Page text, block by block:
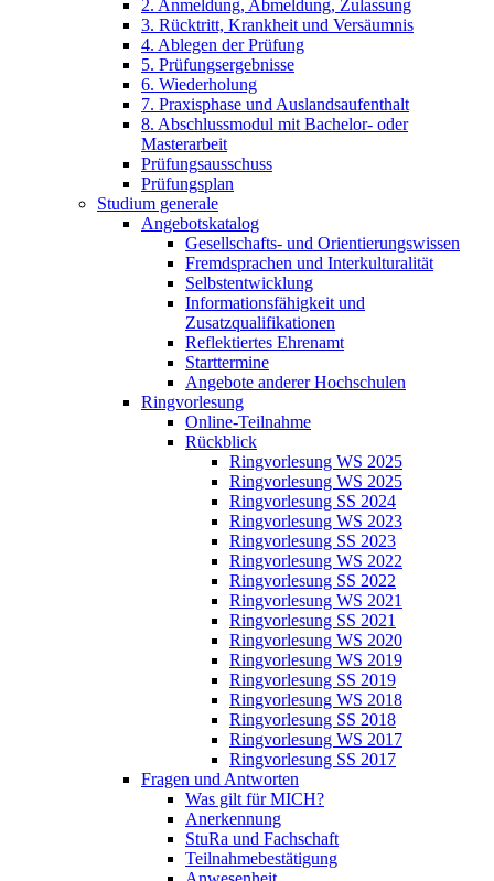
2. Anmeldung, Abmeldung, Zulassung
3. Rücktritt, Krankheit und Versäumnis
4. Ablegen der Prüfung
5. Prüfungsergebnisse
6. Wiederholung
7. Praxisphase und Auslandsaufenthalt
8. Abschlussmodul mit Bachelor- oder
Masterarbeit
Prüfungsausschuss
Prüfungsplan
Studium generale
Angebotskatalog
Gesellschafts- und Orientierungswissen
Fremdsprachen und Interkulturalität
Selbstentwicklung
Informationsfähigkeit und
Zusatzqualifikationen
Reflektiertes Ehrenamt
Starttermine
Angebote anderer Hochschulen
Ringvorlesung
Online-Teilnahme
Rückblick
Ringvorlesung WS 2025
Ringvorlesung WS 2025
Ringvorlesung SS 2024
Ringvorlesung WS 2023
Ringvorlesung SS 2023
Ringvorlesung WS 2022
Ringvorlesung SS 2022
Ringvorlesung WS 2021
Ringvorlesung SS 2021
Ringvorlesung WS 2020
Ringvorlesung WS 2019
Ringvorlesung SS 2019
Ringvorlesung WS 2018
Ringvorlesung SS 2018
Ringvorlesung WS 2017
Ringvorlesung SS 2017
Fragen und Antworten
Was gilt für MICH?
Anerkennung
StuRa und Fachschaft
Teilnahmebestätigung